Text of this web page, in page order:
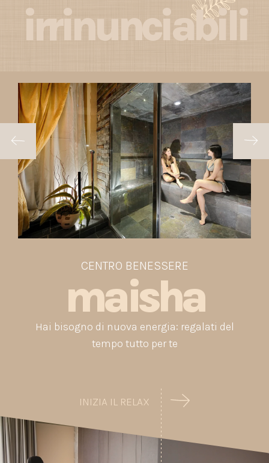
irrinunciabili
CENTRO BENESSERE
maisha
Hai bisogno di nuova energia: regalati del
tempo tutto per te
INIZIA IL RELAX